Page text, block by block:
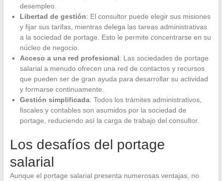
desempleo.
Libertad de gestión: El consultor puede elegir sus misiones
y fijar sus tarifas, mientras delega las tareas administrativas
a la sociedad de portage. Esto le permite concentrarse en su
núcleo de negocio.
Acceso a una red profesional: Las sociedades de portage
salarial a menudo ofrecen una red de contactos y recursos
que pueden ser de gran ayuda para desarrollar su actividad
y formarse continuamente.
Gestión simplificada: Todos los trámites administrativos,
fiscales y contables son asumidos por la sociedad de
portage, reduciendo así la carga de trabajo del consultor.
Los desafíos del portage
salarial
Aunque el portage salarial presenta numerosas ventajas, no